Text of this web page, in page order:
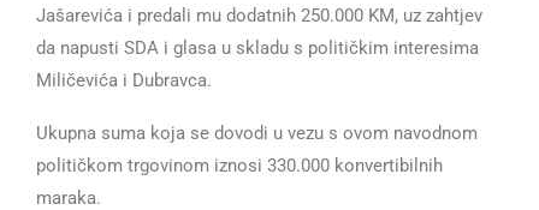
Jašarevića i predali mu dodatnih 250.000 KM, uz zahtjev
da napusti SDA i glasa u skladu s političkim interesima
Miličevića i Dubravca.
Ukupna suma koja se dovodi u vezu s ovom navodnom
političkom trgovinom iznosi 330.000 konvertibilnih
maraka.